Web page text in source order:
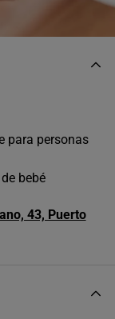
para personas
bebé
43, Puerto